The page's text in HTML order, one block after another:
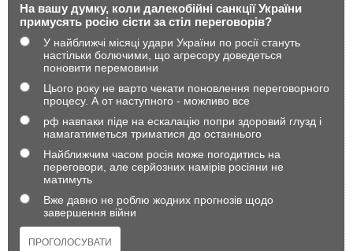
На вашу думку, коли далекобійні санкції України
примусять росію сісти за стіл переговорів?
У найближчі місяці удари України по росії стануть
настільки болючими, що агресору доведеться
поновити перемовини
Цього року не варто чекати поновлення переговорного
процесу. А от наступного - можливо все
рф навпаки піде на ескалацію попри здоровий глузд і
намагатиметься триматися до останнього
Найближчим часом росія може погодитись на
переговори, але серйозних намірів росіяни не
матимуть
Вже давно не роблю жодних прогнозів щодо
завершення війни